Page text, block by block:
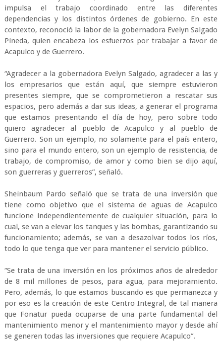
impulsa el trabajo coordinado entre las diferentes
dependencias y los distintos órdenes de gobierno. En este
contexto, reconoció la labor de la gobernadora Evelyn Salgado
Pineda, quien encabeza los esfuerzos por trabajar a favor de
Acapulco y de Guerrero.
“Agradecer a la gobernadora Evelyn Salgado, agradecer a las y
los empresarios que están aquí, que siempre estuvieron
presentes siempre, que se comprometieron a rescatar sus
espacios, pero además a dar sus ideas, a generar el programa
que estamos presentando el día de hoy, pero sobre todo
quiero agradecer al pueblo de Acapulco y al pueblo de
Guerrero. Son un ejemplo, no solamente para el país entero,
sino para el mundo entero, son un ejemplo de resistencia, de
trabajo, de compromiso, de amor y como bien se dijo aquí,
son guerreras y guerreros”, señaló.
Sheinbaum Pardo señaló que se trata de una inversión que
tiene como objetivo que el sistema de aguas de Acapulco
funcione independientemente de cualquier situación, para lo
cual, se van a elevar los tanques y las bombas, garantizando su
funcionamiento; además, se van a desazolvar todos los ríos,
todo lo que tenga que ver para mantener el servicio público.
“Se trata de una inversión en los próximos años de alrededor
de 8 mil millones de pesos, para agua, para mejoramiento.
Pero, además, lo que estamos buscando es que permanezca y
por eso es la creación de este Centro Integral, de tal manera
que Fonatur pueda ocuparse de una parte fundamental del
mantenimiento menor y el mantenimiento mayor y desde ahí
se generen todas las inversiones que requiere Acapulco”.